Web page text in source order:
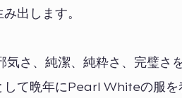
出します。
さ、純潔、純粋さ、完璧さ
て晩年にPearl Whiteの服を